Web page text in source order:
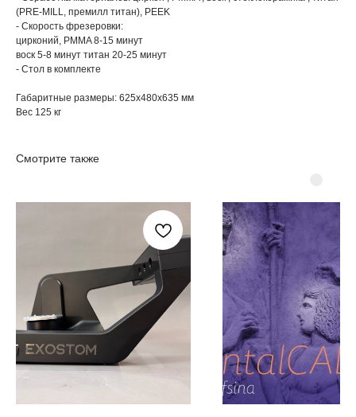
(PRE-MILL, премилл титан), PEEK
- Скорость фрезеровки:
цирконий, PMMA 8-15 минут
воск 5-8 минут титан 20-25 минут
- Стол в комплекте
Габаритные размеры: 625х480х635 мм
Вес 125 кг
Смотрите также